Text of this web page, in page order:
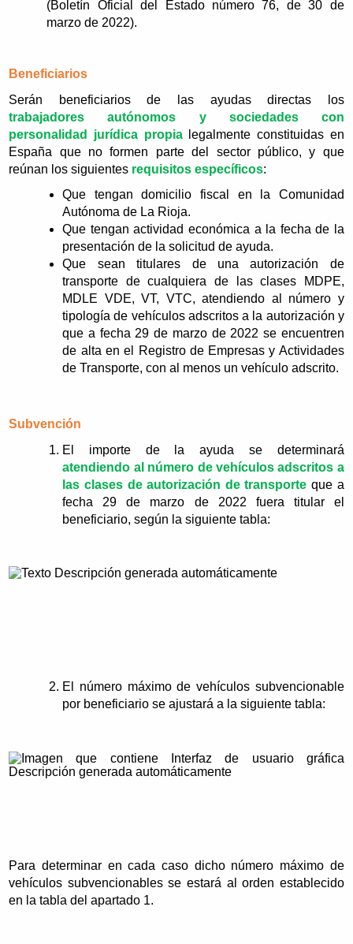
(Boletín Oficial del Estado número 76, de 30 de
marzo de 2022).
Beneficiarios
Serán beneficiarios de las ayudas directas los
trabajadores autónomos y sociedades con
personalidad jurídica propialegalmente constituidas en
España que no formen parte del sector público, y que
reúnan los siguientes requisitos específicos:
Que tengan domicilio fiscal en la Comunidad
Autónoma de La Rioja.
Que tengan actividad económica a la fecha de la
presentación de la solicitud de ayuda.
Que sean titulares de una autorización de
transporte de cualquiera de las clases MDPE,
MDLE VDE, VT, VTC, atendiendo al número y
tipología de vehículos adscritos a la autorización y
que a fecha 29 de marzo de 2022 se encuentren
de alta en el Registro de Empresas y Actividades
de Transporte, con al menos un vehículo adscrito.
Subvención
El importe de la ayuda se determinará
atendiendo al número de vehículos adscritos a
las clases de autorización de transporte que a
fecha 29 de marzo de 2022 fuera titular el
beneficiario, según la siguiente tabla:
El número máximo de vehículos subvencionable
por beneficiario se ajustará a la siguiente tabla:
Para determinar en cada caso dicho número máximo de
vehículos subvencionables se estará al orden establecido
en la tabla del apartado 1.